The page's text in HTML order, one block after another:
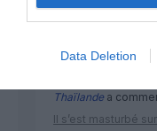
Data Deletion
Airbus A320neo et
Thaïlandea
Il s’est masturbé